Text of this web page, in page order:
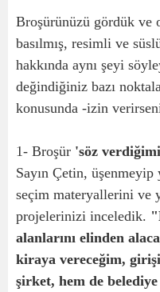
Broşürünüzü gördük ve
basılmış, resimli ve
hakkında aynı şeyi
değindiğiniz bazı
konusunda -izin
1- Broşür 'söz
Sayın Çetin, üşenmeyip
seçim materyallerini ve
projelerinizi inceledik.
alanlarını elinden
kiraya vereceğim,
şirket, hem de